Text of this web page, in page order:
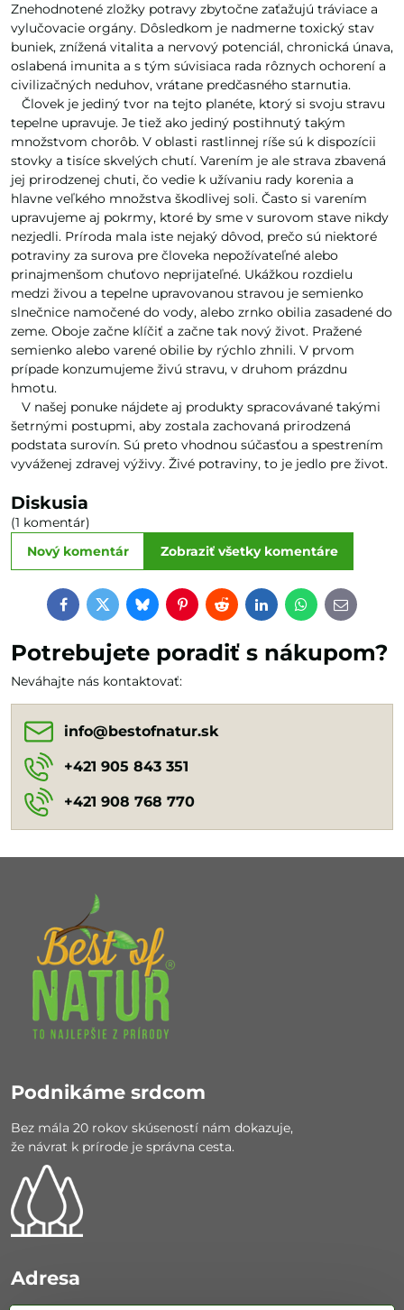
Znehodnotené zložky potravy zbytočne zaťažujú tráviace a
vylučovacie orgány. Dôsledkom je nadmerne toxický stav
buniek, znížená vitalita a nervový potenciál, chronická únava,
oslabená imunita a s tým súvisiaca rada rôznych ochorení a
civilizačných neduhov, vrátane predčasného starnutia.
Človek je jediný tvor na tejto planéte, ktorý si svoju stravu
tepelne upravuje. Je tiež ako jediný postihnutý takým
množstvom chorôb. V oblasti rastlinnej ríše sú k dispozícii
stovky a tisíce skvelých chutí. Varením je ale strava zbavená
jej prirodzenej chuti, čo vedie k užívaniu rady korenia a
hlavne veľkého množstva škodlivej soli. Často si varením
upravujeme aj pokrmy, ktoré by sme v surovom stave nikdy
nezjedli. Príroda mala iste nejaký dôvod, prečo sú niektoré
potraviny za surova pre človeka nepožívateľné alebo
prinajmenšom chuťovo neprijateľné. Ukážkou rozdielu
medzi živou a tepelne upravovanou stravou je semienko
slnečnice namočené do vody, alebo zrnko obilia zasadené do
zeme. Oboje začne klíčiť a začne tak nový život. Pražené
semienko alebo varené obilie by rýchlo zhnili. V prvom
prípade konzumujeme živú stravu, v druhom prázdnu
hmotu.
V našej ponuke nájdete aj produkty spracovávané takými
šetrnými postupmi, aby zostala zachovaná prirodzená
podstata surovín. Sú preto vhodnou súčasťou a spestrením
vyváženej zdravej výživy. Živé potraviny, to je jedlo pre život.
Diskusia
(1 komentár)
Nový komentár
Zobraziť všetky komentáre
FacebookTwitterBlueskyPinterestRedditLinkedInWhatsApp
E-
mail
Potrebujete poradiť s nákupom?
Neváhajte nás kontaktovať:
info​@bestofnatur​.sk
+421 905 843 351
+421 908 768 770
Podnikáme srdcom
Bez mála 20 rokov skúseností nám dokazuje,
že návrat k prírode je správna cesta.
Adresa